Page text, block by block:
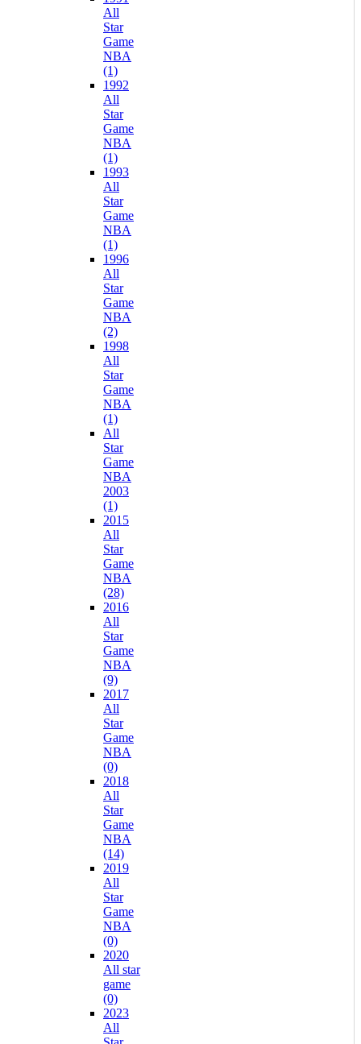
All
Star
Game
NBA
(1)
1992
All
Star
Game
NBA
(1)
1993
All
Star
Game
NBA
(1)
1996
All
Star
Game
NBA
(2)
1998
All
Star
Game
NBA
(1)
All
Star
Game
NBA
2003
(1)
2015
All
Star
Game
NBA
(28)
2016
All
Star
Game
NBA
(9)
2017
All
Star
Game
NBA
(0)
2018
All
Star
Game
NBA
(14)
2019
All
Star
Game
NBA
(0)
2020
All star
game
(0)
2023
All